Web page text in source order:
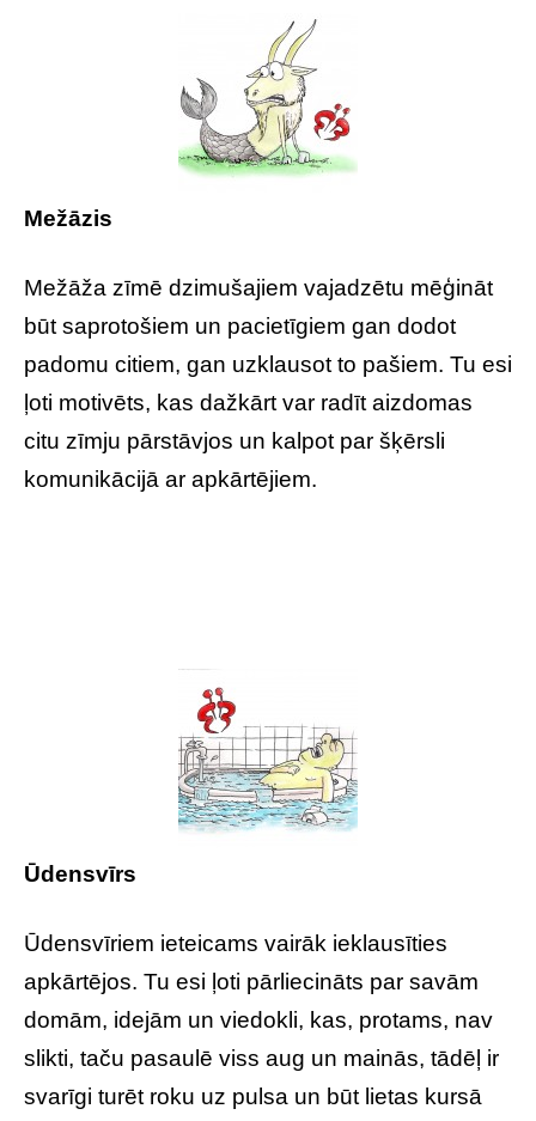
Mežāzis
Mežāža zīmē dzimušajiem vajadzētu mēģināt
būt saprotošiem un pacietīgiem gan dodot
padomu citiem, gan uzklausot to pašiem. Tu esi
ļoti motivēts, kas dažkārt var radīt aizdomas
citu zīmju pārstāvjos un kalpot par šķērsli
komunikācijā ar apkārtējiem.
Ūdensvīrs
Ūdensvīriem ieteicams vairāk ieklausīties
apkārtējos. Tu esi ļoti pārliecināts par savām
domām, idejām un viedokli, kas, protams, nav
slikti, taču pasaulē viss aug un mainās, tādēļ ir
svarīgi turēt roku uz pulsa un būt lietas kursā